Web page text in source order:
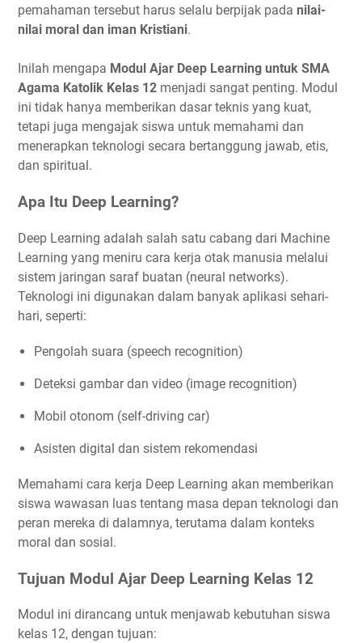
pemahaman tersebut harus selalu berpijak pada nilai-
nilai moral dan iman Kristiani.
Inilah mengapa Modul Ajar Deep Learning untuk SMA
Agama Katolik Kelas 12 menjadi sangat penting. Modul
ini tidak hanya memberikan dasar teknis yang kuat,
tetapi juga mengajak siswa untuk memahami dan
menerapkan teknologi secara bertanggung jawab, etis,
dan spiritual.
Apa Itu Deep Learning?
Deep Learning adalah salah satu cabang dari Machine
Learning yang meniru cara kerja otak manusia melalui
sistem jaringan saraf buatan (neural networks).
Teknologi ini digunakan dalam banyak aplikasi sehari-
hari, seperti:
Pengolah suara (speech recognition)
Deteksi gambar dan video (image recognition)
Mobil otonom (self-driving car)
Asisten digital dan sistem rekomendasi
Memahami cara kerja Deep Learning akan memberikan
siswa wawasan luas tentang masa depan teknologi dan
peran mereka di dalamnya, terutama dalam konteks
moral dan sosial.
Tujuan Modul Ajar Deep Learning Kelas 12
Modul ini dirancang untuk menjawab kebutuhan siswa
kelas 12, dengan tujuan: